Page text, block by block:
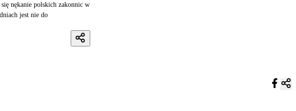
nękanie polskich zakonnic w
jest nie do